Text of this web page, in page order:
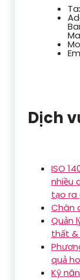
Dịch
ISO
nhiều
tạo ra
Chân
Quản
thất
quả
Kỹ